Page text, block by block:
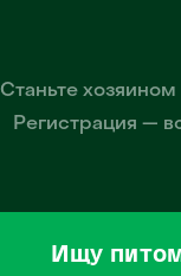
Станьте
Регистрация —
Ищу